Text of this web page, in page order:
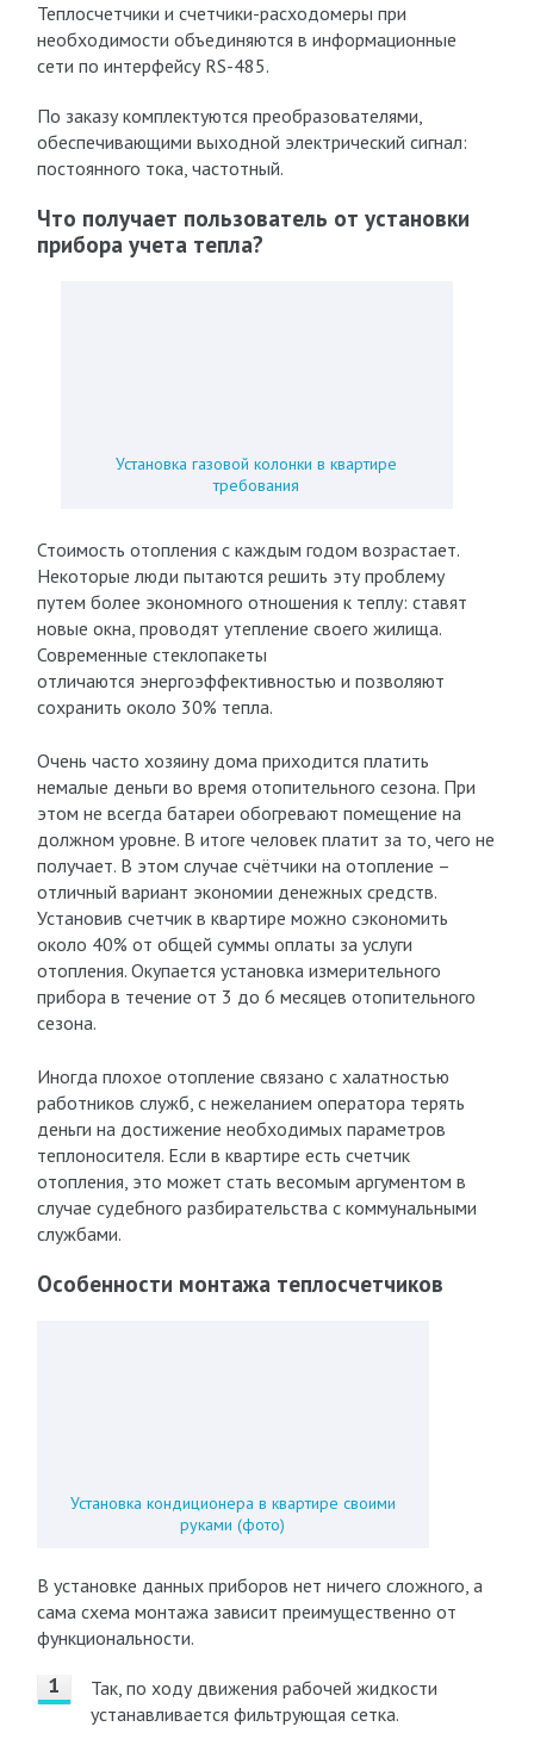
Теплосчетчики и счетчики-расходомеры при
необходимости объединяются в информационные
сети по интерфейсу RS-485.
По заказу комплектуются преобразователями,
обеспечивающими выходной электрический сигнал:
постоянного тока, частотный.
Что получает пользователь от установки
прибора учета тепла?
Установка газовой колонки в квартире
требования
Стоимость отопления с каждым годом возрастает.
Некоторые люди пытаются решить эту проблему
путем более экономного отношения к теплу: ставят
новые окна, проводят утепление своего жилища.
Современные стеклопакеты
отличаются энергоэффективностью и позволяют
сохранить около 30% тепла.
Очень часто хозяину дома приходится платить
немалые деньги во время отопительного сезона. При
этом не всегда батареи обогревают помещение на
должном уровне. В итоге человек платит за то, чего не
получает. В этом случае счётчики на отопление –
отличный вариант экономии денежных средств.
Установив счетчик в квартире можно сэкономить
около 40% от общей суммы оплаты за услуги
отопления. Окупается установка измерительного
прибора в течение от 3 до 6 месяцев отопительного
сезона.
Иногда плохое отопление связано с халатностью
работников служб, с нежеланием оператора терять
деньги на достижение необходимых параметров
теплоносителя. Если в квартире есть счетчик
отопления, это может стать весомым аргументом в
случае судебного разбирательства с коммунальными
службами.
Особенности монтажа теплосчетчиков
Установка кондиционера в квартире своими
руками (фото)
В установке данных приборов нет ничего сложного, а
сама схема монтажа зависит преимущественно от
функциональности.
Так, по ходу движения рабочей жидкости
устанавливается фильтрующая сетка.